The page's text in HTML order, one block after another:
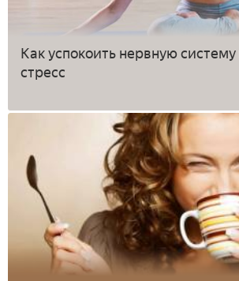
Как успокоить нервную систему
стресс